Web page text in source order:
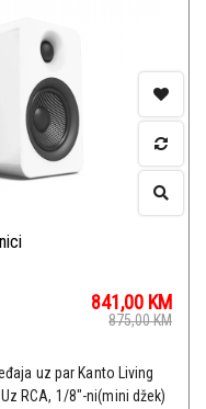
841,00 KM
875,00KM
uz par Kanto Living
RCA, 1/8"-ni(mini džek)